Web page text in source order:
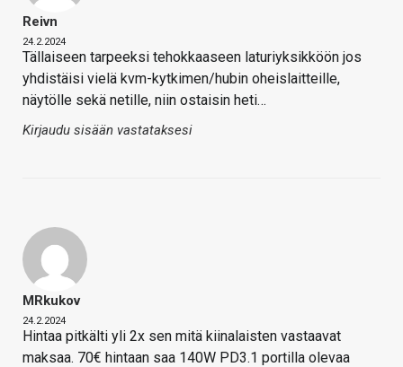
Reivn
24.2.2024
Tällaiseen tarpeeksi tehokkaaseen laturiyksikköön jos
yhdistäisi vielä kvm-kytkimen/hubin oheislaitteille,
näytölle sekä netille, niin ostaisin heti…
Kirjaudu sisään vastataksesi
MRkukov
24.2.2024
Hintaa pitkälti yli 2x sen mitä kiinalaisten vastaavat
maksaa. 70€ hintaan saa 140W PD3.1 portilla olevaa